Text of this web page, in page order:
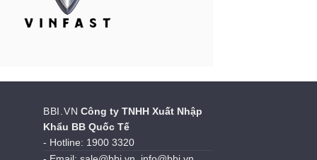
BBI.VN Công ty TNHH Xuất Nhập
Khẩu BB Quốc Tế
- Hotline: 1900 3320